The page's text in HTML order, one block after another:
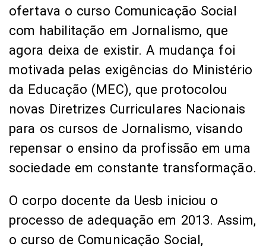
ofertava o curso Comunicação Social
com habilitação em Jornalismo, que
agora deixa de existir. A mudança foi
motivada pelas exigências do Ministério
da Educação (MEC), que protocolou
novas Diretrizes Curriculares Nacionais
para os cursos de Jornalismo, visando
repensar o ensino da profissão em uma
sociedade em constante transformação.
O corpo docente da Uesb iniciou o
processo de adequação em 2013. Assim,
o curso de Comunicação Social,